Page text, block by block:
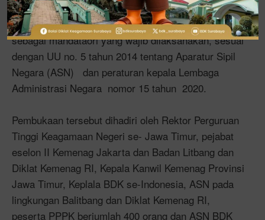
oleh 29.012 orang yang tersebar pada sejumlah titik
lokasi di Indonesia. Menurutnya, orientasi tersebut
sebagai mandataori yang wajib dilaksanakan, sesuai
dengan UU no. 5 tahun 2014 tentang Aparatur Sipil
Negara (ASN) dan peraturan kepala Lembaga
Administrasi Negara nomor 15 tahun 2020.
Pembukaan tersebut dihadiri oleh Rektor Perguruan
Tinggi Keagamaan Negeri se- Jawa Timur, pejabat
eselon II Kemenag Jakarta dan Badan Litbang dan
Diklat Kemenag RI, Kepala Kanwil Kemenag Provinsi
Jawa Timur, Keplala BDK se-Indonesia, ASN pada
lingkungan Balitbang dan Diklat Kemenag RI,
peserta PPPK berjumlah 400 orang dan ASN BDK